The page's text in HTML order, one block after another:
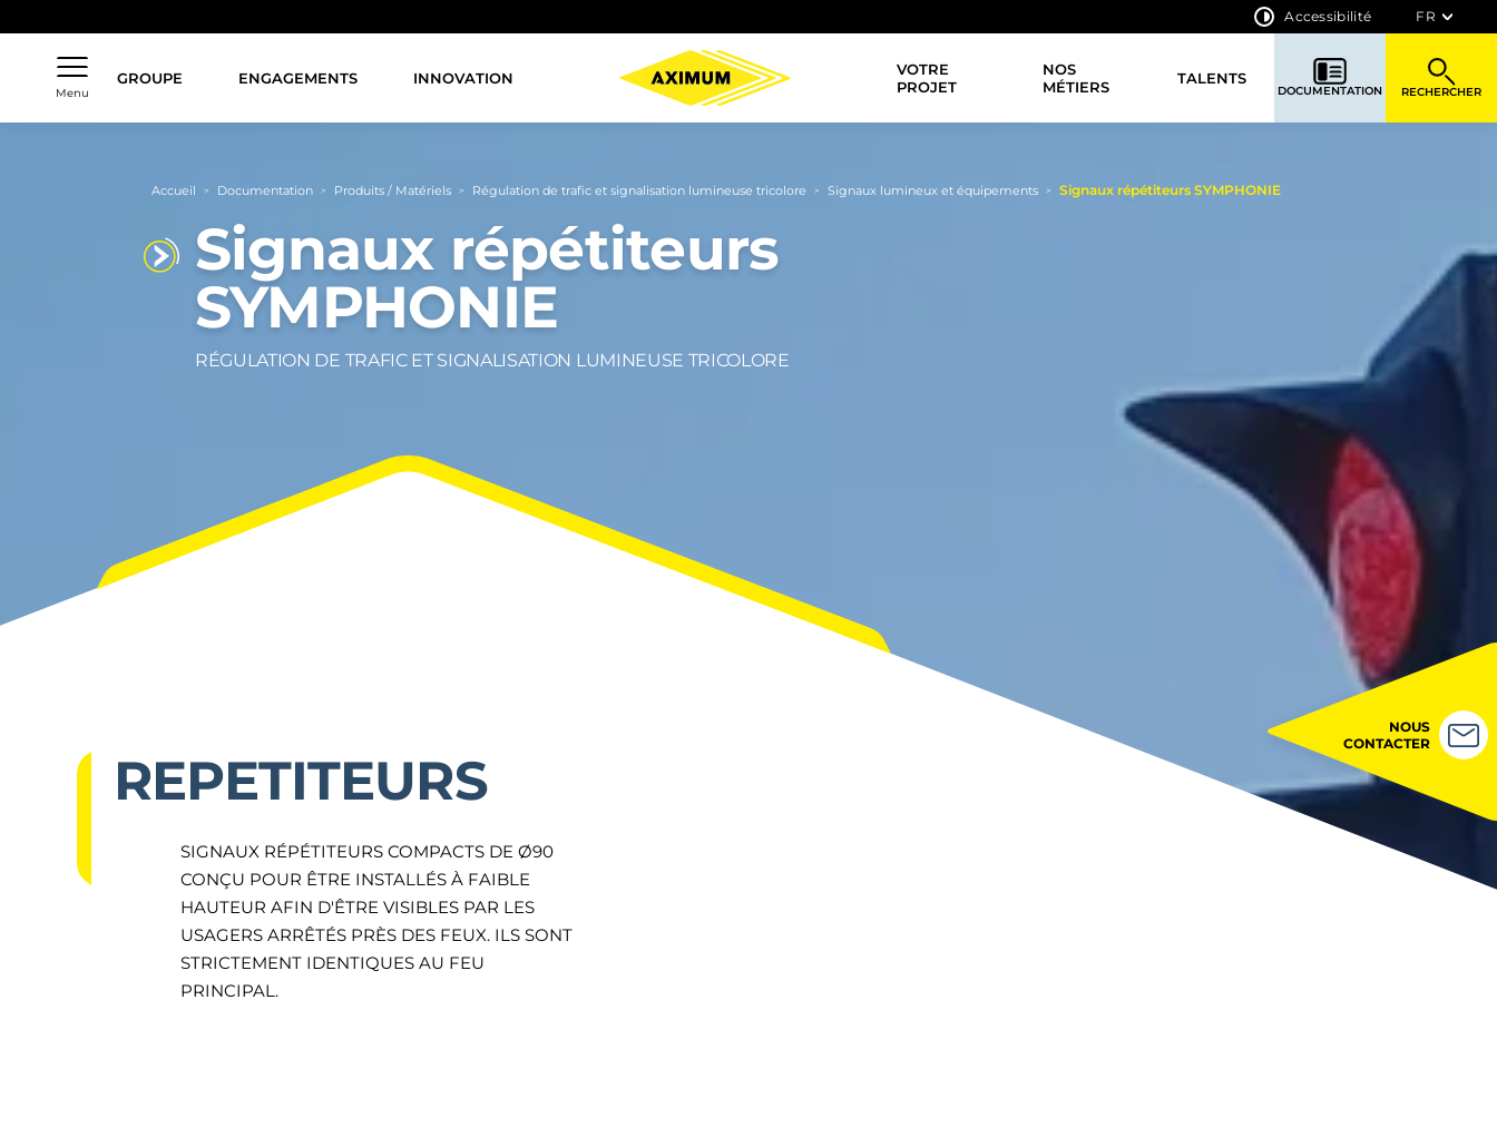
au
contenu
principal
Accessibilité FR
Menu
Navigation
principale
GROUPE ENGAGEMENTS INNOVATION
VOTRE
PROJET
NOS
MÉTIERS
TALENTS
DOCUMENTATION RECHERCHER
Fil
Accueil > Documentation > Produits / Matériels > Régulation de trafic et signalisation lumineuse tricolore > Signaux lumineux et équipements > Signaux répétiteurs SYMPHONIE
Signaux répétiteurs
SYMPHONIE
RÉGULATION DE TRAFIC ET SIGNALISATION LUMINEUSE TRICOLORE
NOUS
CONTACTER
REPETITEURS
SIGNAUX RÉPÉTITEURS COMPACTS DE Ø90
CONÇU POUR ÊTRE INSTALLÉS À FAIBLE
HAUTEUR AFIN D'ÊTRE VISIBLES PAR LES
USAGERS ARRÊTÉS PRÈS DES FEUX. ILS SONT
STRICTEMENT IDENTIQUES AU FEU
PRINCIPAL.